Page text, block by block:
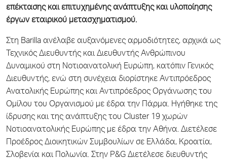
επέκτασης και επιτυχημένης ανάπτυξης και υλοποίησης
έργων εταιρικού μετασχηματισμού.
Στη Barilla ανέλαβε αυξανόμενες αρμοδιότητες, αρχικά ως
Τεχνικός Διευθυντής και Διευθυντής Ανθρώπινου
Δυναμικού στη Νοτιοανατολική Ευρώπη, κατόπιν Γενικός
Διευθυντής, ενώ στη συνέχεια διορίστηκε Αντιπρόεδρος
Ανατολικής Ευρώπης και Αντιπρόεδρος Οργάνωσης του
Ομίλου του Οργανισμού με έδρα την Πάρμα. Ηγήθηκε της
ίδρυσης και της ανάπτυξης του Cluster 19 χωρών
Νοτιοανατολικής Ευρώπης με έδρα την Αθήνα. Διετέλεσε
Προέδρος Διοικητικών Συμβουλίων σε Ελλάδα, Κροατία,
Σλοβενία και Πολωνία. Στην P&G Διετέλεσε διευθυντής